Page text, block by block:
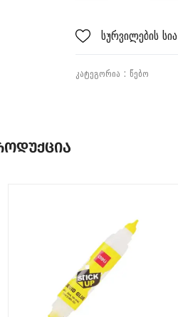
სურვილების სია
ᲙᲐᲢᲔᲒᲝᲠᲘᲐ : ᲬᲔᲑᲝ